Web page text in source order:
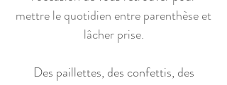
mettre le quotidien entre parenthèse et
lâcher prise.
Des paillettes, des confettis, des